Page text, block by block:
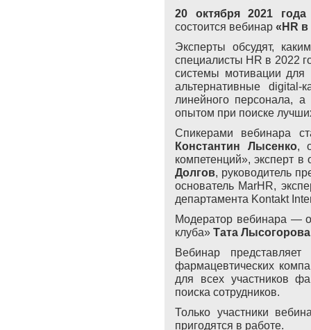
20 октября 2021
состоится вебинар «HR
Эксперты обсудят,
специалисты HR в 2022
системы мотивации для
альтернативные
линейного персонала,
опытом при поиске
Спикерами вебинара
Константин Лысенко,
компетенций», эксперт
Долгов, руководитель
основатель MarHR,
департамента Kontakt
Модератор вебинара —
клуба» Тата
Вебинар
фармацевтических
для всех участников
поиска сотрудников.
Только участники
пригодятся в работе.